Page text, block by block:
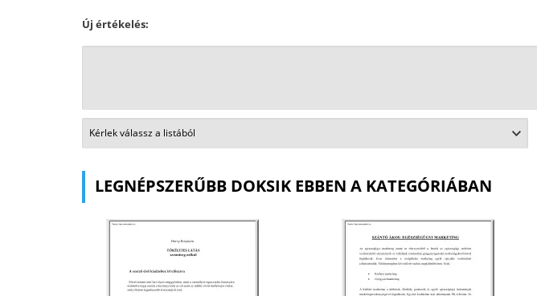
Új értékelés:
LEGNÉPSZERŰBB DOKSIK EBBEN A KATEGÓRIÁBAN